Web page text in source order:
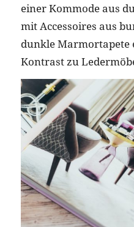
einer Kommode aus
mit Accessoires aus
dunkle Marmortapete
Kontrast zu